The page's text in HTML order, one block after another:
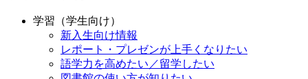
学習（学生向け）
新入生向け情報
レポート・プレゼンが上手くなりたい
語学力を高めたい／留学したい